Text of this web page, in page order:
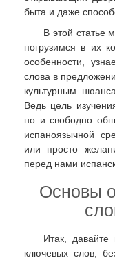
быта и даже
В этой статье
погрузимся в их
особенности,
слова в
культурным
Ведь цель
но и свободно
испаноязычной
или просто
перед нами
Основы
Итак,
ключевых слов,